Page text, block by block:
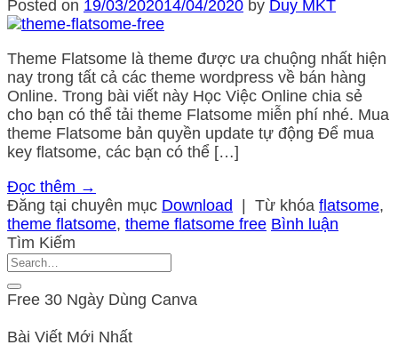
Posted on 19/03/202014/04/2020 by Duy MKT
Theme Flatsome là theme được ưa chuộng nhất hiện
nay trong tất cả các theme wordpress về bán hàng
Online. Trong bài viết này Học Việc Online chia sẻ
cho bạn có thể tải theme Flatsome miễn phí nhé. Mua
theme Flatsome bản quyền update tự động Để mua
key flatsome, các bạn có thể […]
Đọc thêm →
Đăng tại chuyên mục Download | Từ khóa flatsome,
theme flatsome, theme flatsome free Bình luận
Tìm Kiếm
Free 30 Ngày Dùng Canva
Bài Viết Mới Nhất